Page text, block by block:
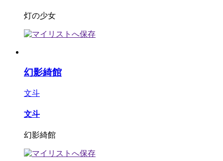
灯の少女
幻影綺館
文斗
文斗
幻影綺館